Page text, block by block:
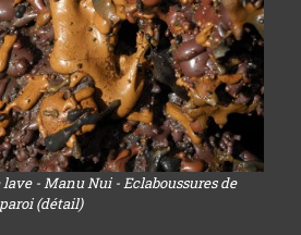
- Manu Nui - Eclaboussures de
(détail)